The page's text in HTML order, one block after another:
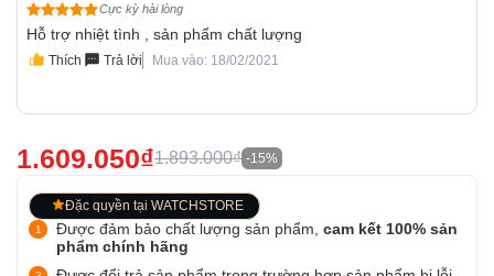
Cực kỳ hài lòng
Hỗ trợ nhiệt tình , sản phẩm chất lượng
Thích Trả lời Mua vào: 18/02/2021
1.609.050₫1.893.000₫ -15%
Đặc quyền tại WATCHSTORE
Được đảm bảo chất lượng sản phẩm, cam kết 100% sản
phẩm chính hãng